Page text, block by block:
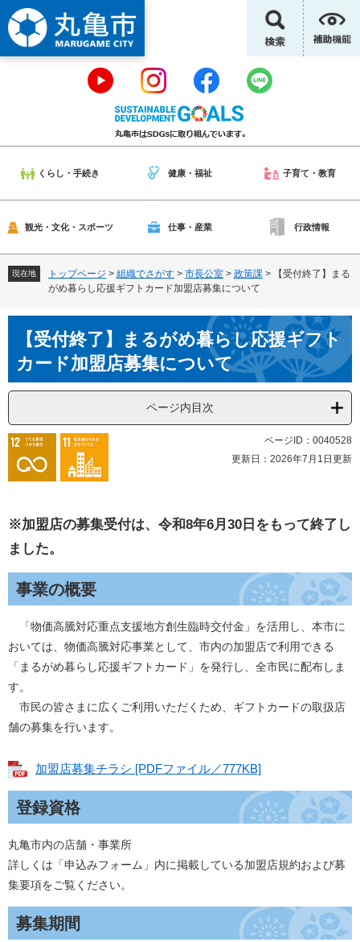
ー
ジ
の
。
ニ
ュ
ー
て
くらし・手続き 健康・福祉 子育て・教育
観光・文化・スポーツ 仕事・産業 行政情報
現在地 トップページ > 組織でさがす > 市長公室 > 政策課 >
【受付終了】まる
がめ暮らし応援ギフトカード加盟店募集について
【受付終了】まるがめ暮らし応援ギフト
カード加盟店募集について
ページ内目次
ページID：0040528
更新日：2026年7月1日更新
※加盟店の募集受付は、令和8年6月30日をもって終了し
ました。
事業の概要
「物価高騰対応重点支援地方創生臨時交付金」を活用し、本市に
おいては、物価高騰対応事業として、市内の加盟店で利用できる
「まるがめ暮らし応援ギフトカード」を発行し、全市民に配布しま
す。
市民の皆さまに広くご利用いただくため、ギフトカードの取扱店
舗の募集を行います。
加盟店募集チラシ [PDFファイル／777KB]
登録資格
丸亀市内の店舗・事業所
詳しくは「申込みフォーム」内に掲載している加盟店規約および募
集要項をご覧ください。
募集期間